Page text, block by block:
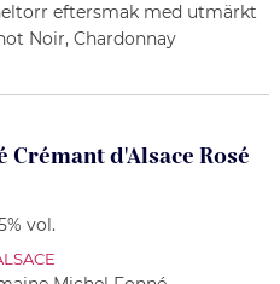
eftersmak med utmärkt
Noir, Chardonnay
Crémant d'Alsace Rosé
vol.